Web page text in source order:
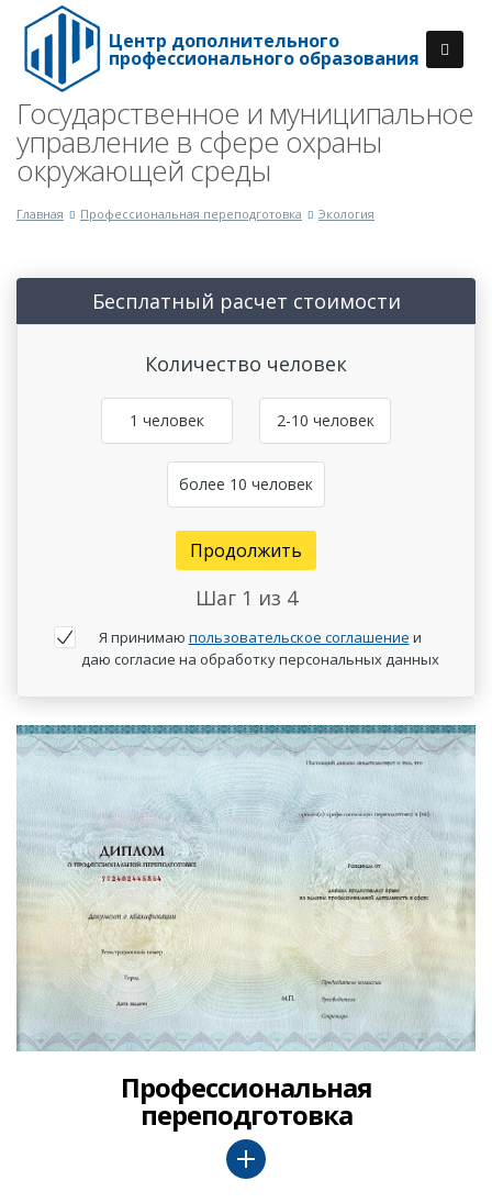
Центр дополнительного
профессионального образования
Государственное и муниципальное
управление в сфере охраны
окружающей среды
Главная Профессиональная переподготовка Экология
Бесплатный расчет стоимости
Количество человек
1 человек 2-10 человек
более 10 человек
Продолжить
Шаг 1 из 4
Я принимаю пользовательское соглашение и
даю согласие на обработку персональных данных
Профессиональная
переподготовка